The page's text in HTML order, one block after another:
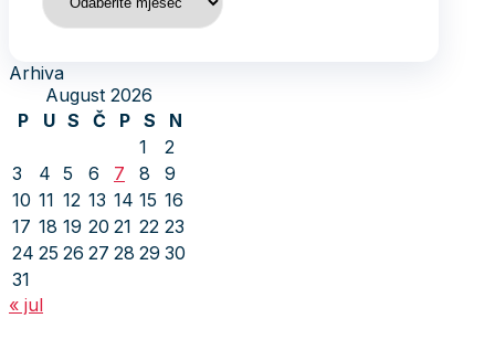
Arhiva
August 2026
P
U S Č P S
N
1
2
3
4 5 6 7 8
9
10 11 12 13 14 15 16
17 18 19 20 21 22 23
24 25 26 27 28 29 30
31
« jul